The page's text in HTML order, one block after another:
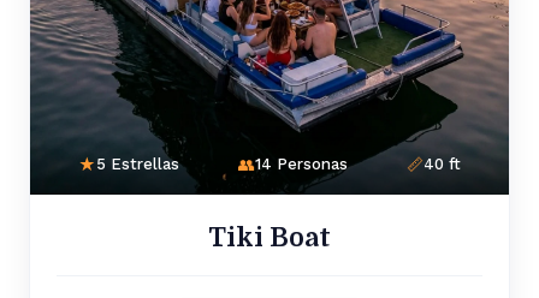
5 Estrellas 14 Personas 40 ft
Tiki Boat